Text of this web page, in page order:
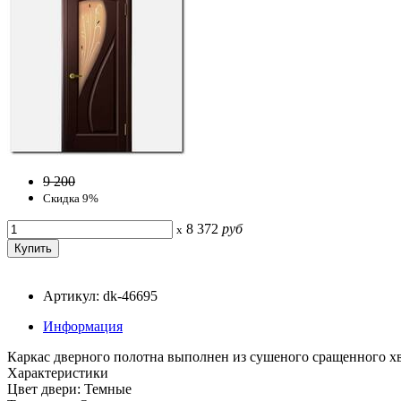
9 200
Скидка 9%
x 8 372 руб
Артикул: dk-46695
Информация
Каркас дверного полотна выполнен из сушеного сращенного
Характеристики
Цвет двери: Темные